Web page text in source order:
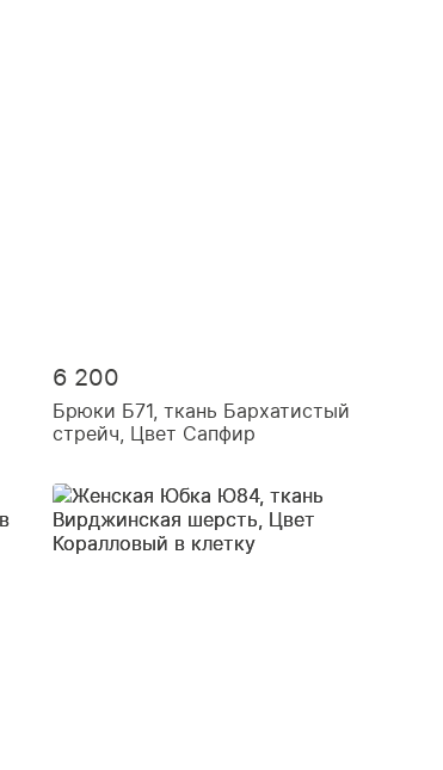
6 200
Брюки Б71, ткань Бархатистый
стрейч, Цвет Сапфир